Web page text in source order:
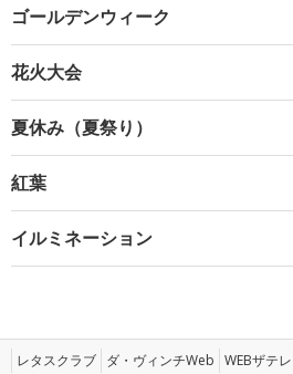
ゴールデンウィーク
花火大会
夏休み（夏祭り）
紅葉
イルミネーション
レタスクラブ ダ・ヴィンチWeb WEBザテ